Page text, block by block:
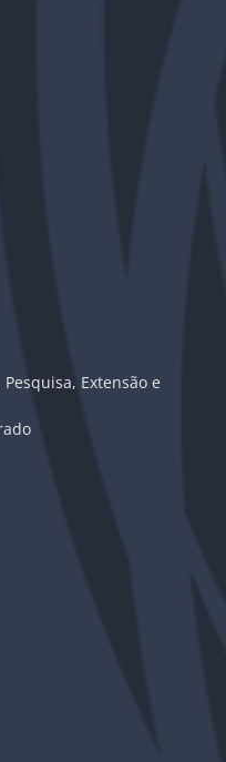
Extensão e